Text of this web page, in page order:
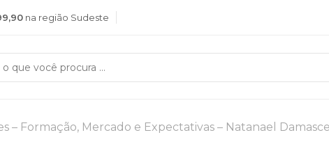
na região Sudeste
– Formação, Mercado e Expectativas – Natanael